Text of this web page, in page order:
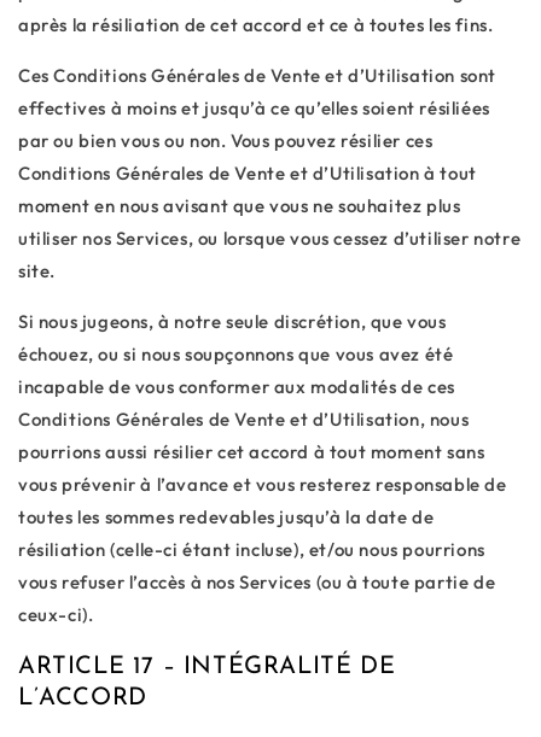
après la résiliation de cet accord et ce à toutes les fins.
Ces Conditions Générales de Vente et d’Utilisation sont
effectives à moins et jusqu’à ce qu’elles soient résiliées
par ou bien vous ou non. Vous pouvez résilier ces
Conditions Générales de Vente et d’Utilisation à tout
moment en nous avisant que vous ne souhaitez plus
utiliser nos Services, ou lorsque vous cessez d’utiliser notre
site.
Si nous jugeons, à notre seule discrétion, que vous
échouez, ou si nous soupçonnons que vous avez été
incapable de vous conformer aux modalités de ces
Conditions Générales de Vente et d’Utilisation, nous
pourrions aussi résilier cet accord à tout moment sans
vous prévenir à l’avance et vous resterez responsable de
toutes les sommes redevables jusqu’à la date de
résiliation (celle-ci étant incluse), et/ou nous pourrions
vous refuser l’accès à nos Services (ou à toute partie de
ceux-ci).
ARTICLE 17 – INTÉGRALITÉ DE
L’ACCORD